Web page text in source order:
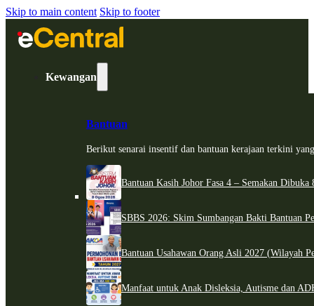
Skip to main content Skip to footer
Kewangan
Bantuan
Berikut senarai insentif dan bantuan kerajaan terkini
Bantuan Kasih Johor Fasa 4 – Semakan
SBBS 2026: Skim Sumbangan Bakti Bantuan
Bantuan Usahawan Orang Asli 2027 (Wilayah
Manfaat untuk Anak Disleksia, Autisme dan